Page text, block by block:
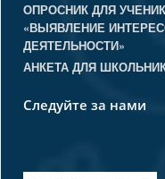
ОПРОСНИК ДЛЯ
«ВЫЯВЛЕНИЕ
ДЕЯТЕЛЬНОСТИ»
АНКЕТА ДЛЯ
Следуйте за нами